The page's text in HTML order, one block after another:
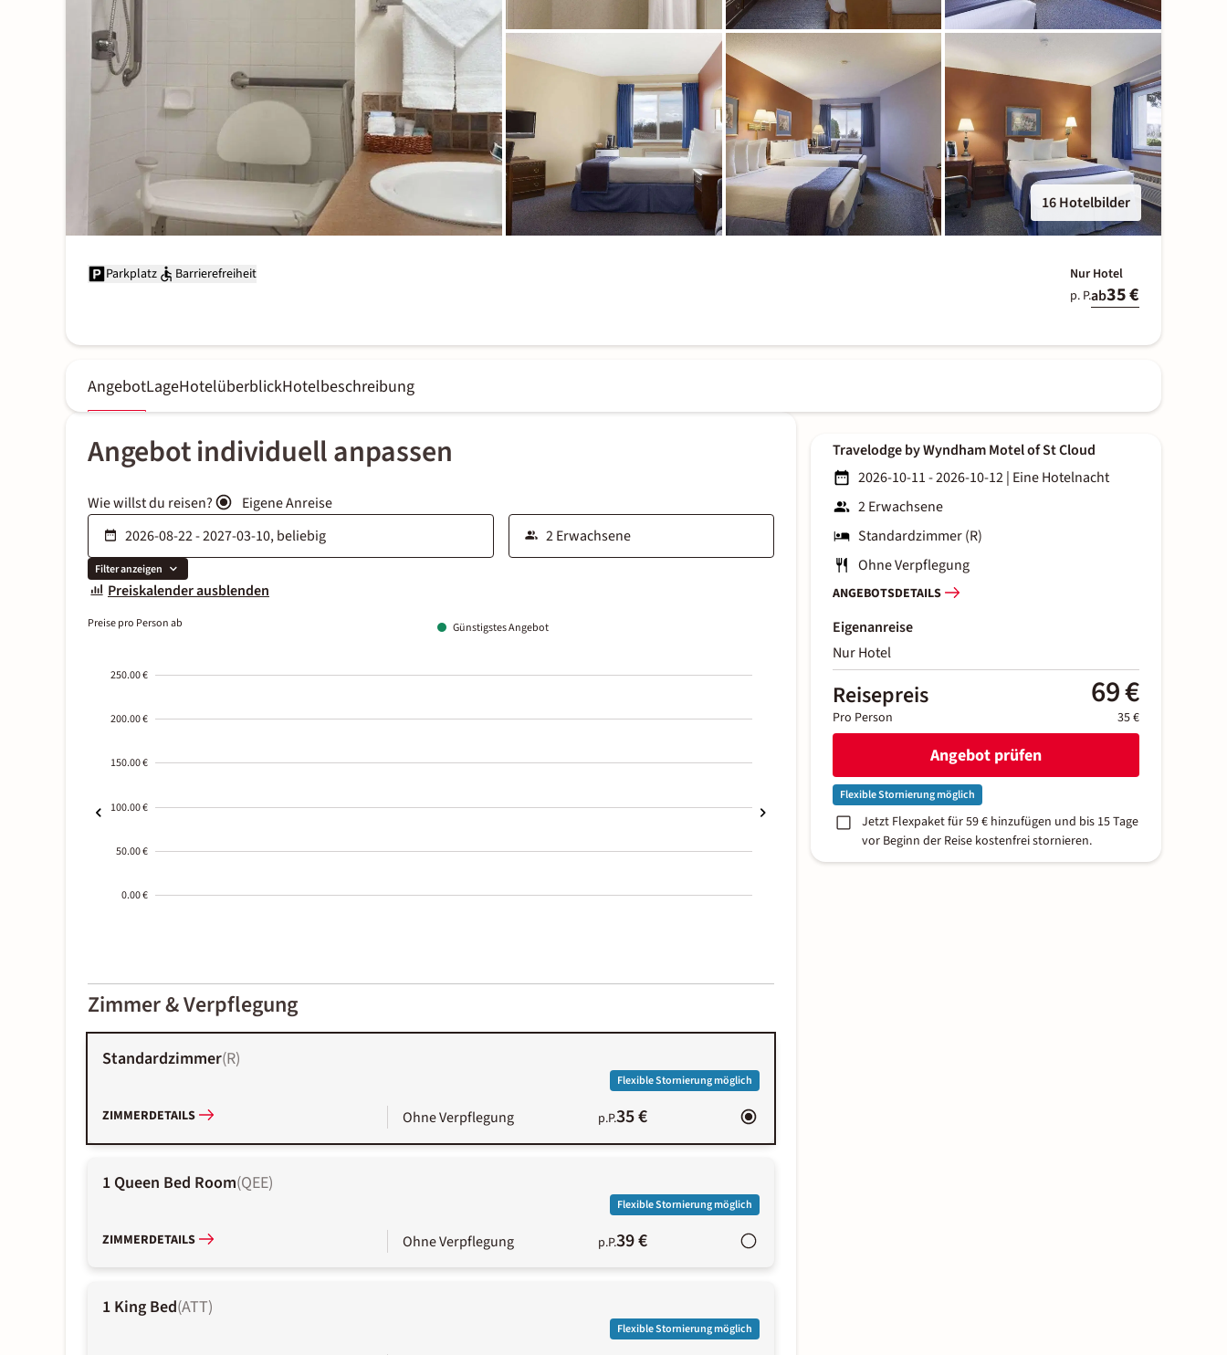
16 Hotelbilder
Parkplatz Barrierefreiheit
Nur Hotel
p. P.ab35 €
AngebotLageHotelüberblickHotelbeschreibung
Angebot individuell anpassen
Wie willst du reisen? Eigene Anreise
Filter anzeigen
Preiskalender ausblenden
Preise pro Person ab Günstigstes Angebot
250.00 €
200.00 €
150.00 €
100.00 €
50.00 €
0.00 €
01-02
Zimmer & Verpflegung
Standardzimmer(R)
Flexible Stornierung möglich
ZIMMERDETAILS Ohne Verpflegung p.P.35 €
1 Queen Bed Room(QEE)
Flexible Stornierung möglich
ZIMMERDETAILS Ohne Verpflegung p.P.39 €
1 King Bed(ATT)
Flexible Stornierung möglich
Travelodge by Wyndham Motel of St Cloud
2026-10-11 - 2026-10-12| Eine Hotelnacht
2 Erwachsene
Standardzimmer (R)
Ohne Verpflegung
ANGEBOTSDETAILS
Eigenanreise
Nur Hotel
Reisepreis 69 €
Pro Person 35 €
Angebot prüfen
Flexible Stornierung möglich
Jetzt Flexpaket für 59 € hinzufügen und bis 15 Tage
vor Beginn der Reise kostenfrei stornieren.